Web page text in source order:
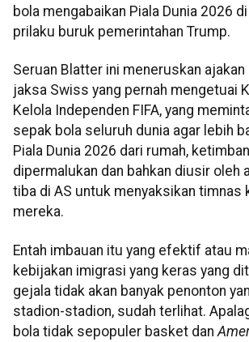
bola mengabaikan Piala Dunia 2026
prilaku buruk pemerintahan Trump.
Seruan Blatter ini meneruskan ajakan
jaksa Swiss yang pernah mengetuai
Kelola Independen FIFA, yang
sepak bola seluruh dunia agar lebih
Piala Dunia 2026 dari rumah,
dipermalukan dan bahkan diusir oleh
tiba di AS untuk menyaksikan timnas
mereka.
Entah imbauan itu yang efektif atau
kebijakan imigrasi yang keras yang
gejala tidak akan banyak penonton
stadion-stadion, sudah terlihat.
bola tidak sepopuler basket dan